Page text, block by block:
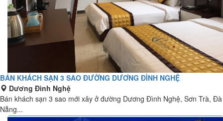
BÁN KHÁCH SẠN 3 SAO ĐƯỜNG DƯƠNG ĐÌNH NGHỆ
Dương Đình Nghệ
Bán khách sạn 3 sao mới xây ở đường Dương Đình Nghệ, Sơn Trà, Đà
Nẵng...